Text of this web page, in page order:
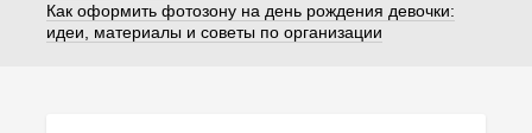
Как оформить фотозону на день рождения девочки:
идеи, материалы и советы по организации